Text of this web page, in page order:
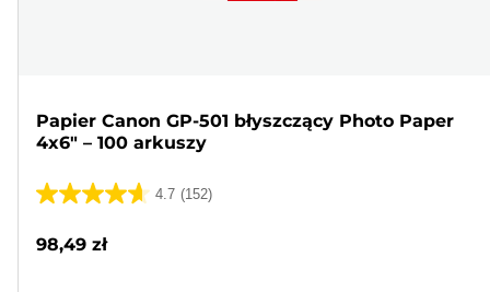
Papier Canon GP-501 błyszczący Photo Paper
4x6" – 100 arkuszy
4.7 (152)
4.7
5
98,49 zł